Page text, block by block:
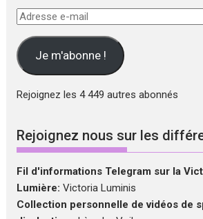
Adresse
mail Je m'abonne !
Rejoignez les 4 449 autres abonnés
Rejoignez nous sur les
Fil d'informations Telegram sur la
Lumière: Victoria Luminis
Collection personnelle de vidéos de